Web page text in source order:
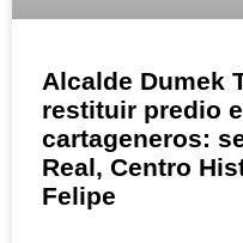
Alcalde Dumek
restituir predio
cartageneros:
Real, Centro
Felipe